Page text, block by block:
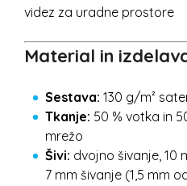
videz za uradne prostore
Material in
Sestava: 130 g/m²
Tkanje: 50 % votka in
mrežo
Šivi: dvojno šivanje, 10
7 mm šivanje (1,5 mm